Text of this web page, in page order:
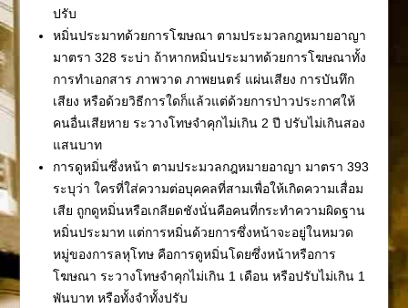
ปรับ
หมิ่นประมาทด้วยการโฆษณา ตามประมวลกฎหมายอาญา
มาตรา 328 ระบ่า ถ้าหากหมิ่นประมาทด้วยการโฆษณาทั้ง
การทำเอกสาร ภาพวาด ภาพยนตร์ แผ่นเสียง การบันทึก
เสียง หรือด้วยวิธีการใดก็แล้วแต่ด้วยการป่าวประกาศให้
คนอื่นเสียหาย ระวางโทษจำคุกไม่เกิน 2 ปี ปรับไม่เกินสอง
แสนบาท
การดูหมิ่นซึ่งหน้า ตามประมวลกฎหมายอาญา มาตรา 393
ระบุว่า ใครที่ใส่ความต่อบุคคลที่สามเพื่อให้เกิดความเสื่อม
เสีย ถูกดูหมิ่นหรือเกลียดชังนั่นคือคนที่กระทำความผิดฐาน
หมิ่นประมาท แต่การหมิ่นด้วยการซึ่งหน้าจะอยู่ในหมวด
หมู่ของการลหุโทษ คือการดูหมิ่นโดยซึ่งหน้าหรือการ
โฆษณา ระวางโทษจำคุกไม่เกิน 1 เดือน หรือปรับไม่เกิน 1
พันบาท หรือทั้งจำทั้งปรับ